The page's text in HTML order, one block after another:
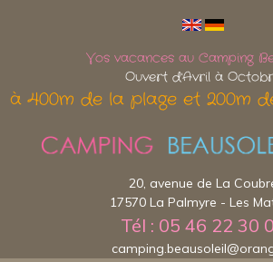
Vos vacances au Camping
Ouvert d'Avril à
à 400m de la plage et 200m
20, avenue de La
17570 La Palmyre - Les
Tél : 05 46 22 30